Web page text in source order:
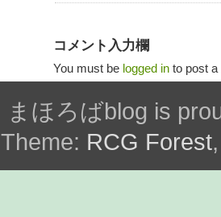
コメント入力欄
You must be logged in to post
まほろばblog is
Theme: RCG Forest